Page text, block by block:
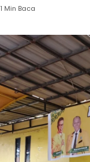
1 Min Baca